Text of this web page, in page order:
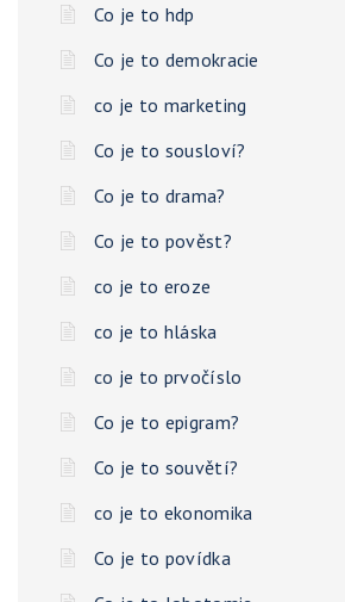
Co je to hdp
Co je to demokracie
co je to marketing
Co je to sousloví?
Co je to drama?
Co je to pověst?
co je to eroze
co je to hláska
co je to prvočíslo
Co je to epigram?
Co je to souvětí?
co je to ekonomika
Co je to povídka